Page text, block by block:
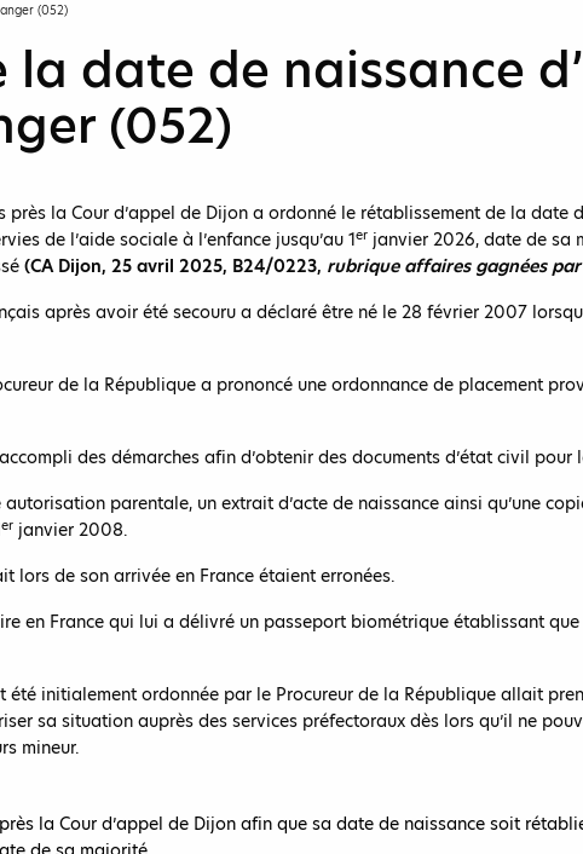
(052)
date de naissance
(052)
la Cour d’appel de Dijon a ordonné le rétablissement de la date
de l’aide sociale à l’enfance jusqu’au 1er janvier 2026, date de sa
(CA Dijon, 25 avril 2025, B24/0223, rubrique affaires gagnées
après avoir été secouru a déclaré être né le 28 février 2007
de la République a prononcé une ordonnance de placement
des démarches afin d’obtenir des documents d’état civil pour
parentale, un extrait d’acte de naissance ainsi qu’une
er janvier 2008.
lors de son arrivée en France étaient erronées.
en France qui lui a délivré un passeport biométrique établissant
été initialement ordonnée par le Procureur de la République allait
sa situation auprès des services préfectoraux dès lors qu’il ne
mineur.
la Cour d’appel de Dijon afin que sa date de naissance soit